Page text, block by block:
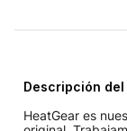
Descripción
HeatGear es